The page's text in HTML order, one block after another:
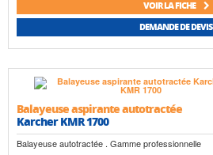
VOIR LA FICHE
DEMANDE DE DEVIS
Balayeuse aspirante autotractée
Karcher KMR 1700
Balayeuse autotractée . Gamme professionnelle